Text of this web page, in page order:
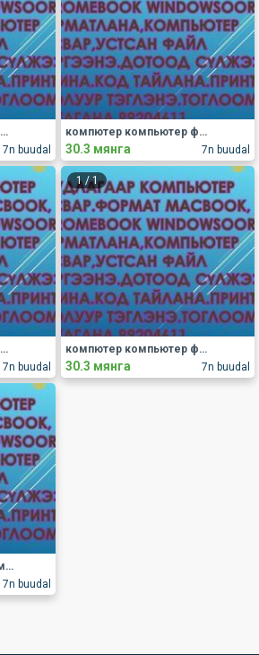
7n buudal
компютер компьютер формат пормат форматлана засвар компьютер формат компьютер пормат компьютер форма
7n buudal
компютер компьютер формат пормат форматлана засвар компьютер формат компьютер пормат компьютер форма
30.3 мянга
7n buudal
компютер компьютер формат пормат форматлана засвар компьютер формат компьютер пормат компьютер форма
1/1
7n buudal
компютер компьютер формат пормат форматлана засвар компьютер формат компьютер пормат компьютер форма
30.3 мянга
7n buudal
компьютер формат пормат форматлана засвар компьютер формат компьютер форматлана компьютер порматлана